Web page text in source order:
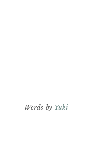
Words by Yuki